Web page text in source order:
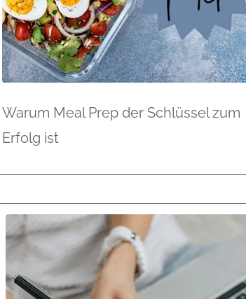
Warum Meal Prep der Schlüssel zum
Erfolg ist